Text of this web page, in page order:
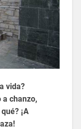
vida?
a chanzo,
¡A